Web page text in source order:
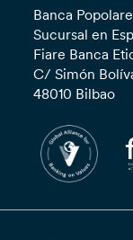
Banca
Sucursal en
Fiare Banca
C/ Simón
48010 Bilbao